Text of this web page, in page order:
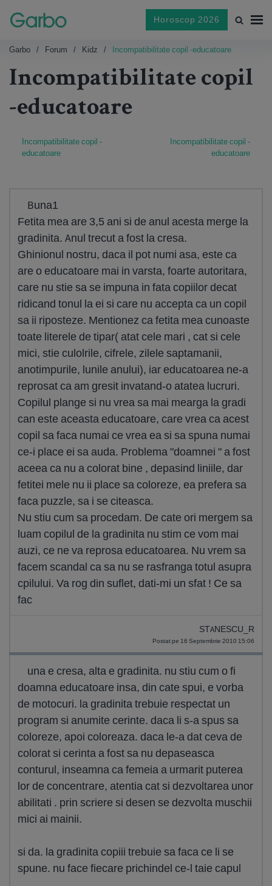
Horoscop 2026
Garbo Forum Kidz Incompatibilitate copil -educatoare
Incompatibilitate copil
-educatoare
Incompatibilitate copil -
educatoare
Incompatibilitate copil -
educatoare
Buna1
Fetita mea are 3,5 ani si de anul acesta merge la
gradinita. Anul trecut a fost la cresa.
Ghinionul nostru, daca il pot numi asa, este ca
are o educatoare mai in varsta, foarte autoritara,
care nu stie sa se impuna in fata copiilor decat
ridicand tonul la ei si care nu accepta ca un copil
sa ii riposteze. Mentionez ca fetita mea cunoaste
toate literele de tipar( atat cele mari , cat si cele
mici, stie culolrile, cifrele, zilele saptamanii,
anotimpurile, lunile anului), iar educatoarea ne-a
reprosat ca am gresit invatand-o atatea lucruri.
Copilul plange si nu vrea sa mai mearga la gradi
can este aceasta educatoare, care vrea ca acest
copil sa faca numai ce vrea ea si sa spuna numai
ce-i place ei sa auda. Problema "doamnei " a fost
aceea ca nu a colorat bine , depasind liniile, dar
fetitei mele nu ii place sa coloreze, ea prefera sa
faca puzzle, sa i se citeasca.
Nu stiu cum sa procedam. De cate ori mergem sa
luam copilul de la gradinita nu stim ce vom mai
auzi, ce ne va reprosa educatoarea. Nu vrem sa
facem scandal ca sa nu se rasfranga totul asupra
cpilului. Va rog din suflet, dati-mi un sfat ! Ce sa
fac
STANESCU_R
Postat pe 16 Septembrie 2010 15:06
una e cresa, alta e gradinita. nu stiu cum o fi
doamna educatoare insa, din cate spui, e vorba
de motocuri. la gradinita trebuie respectat un
program si anumite cerinte. daca li s-a spus sa
coloreze, apoi coloreaza. daca le-a dat ceva de
colorat si cerinta a fost sa nu depaseasca
conturul, inseamna ca femeia a urmarit puterea
lor de concentrare, atentia cat si dezvoltarea unor
abilitati . prin scriere si desen se dezvolta muschii
mici ai mainii.
si da. la gradinita copiii trebuie sa faca ce li se
spune. nu face fiecare prichindel ce-l taie capul